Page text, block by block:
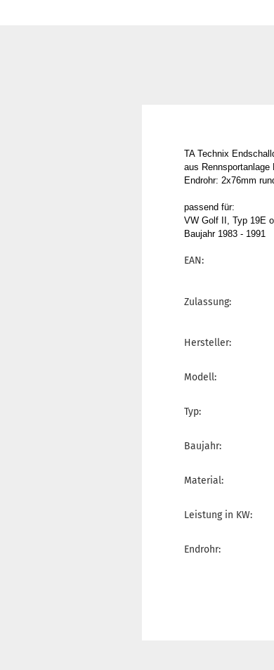
TA Technix
aus Rennsportanlage
Endrohr: 2x76mm
passend für:
VW Golf II, Typ 19E
Baujahr 1983 - 1991
EAN:
Zulassung:
Hersteller:
Modell:
Typ:
Baujahr:
Material:
Leistung in KW:
Endrohr: